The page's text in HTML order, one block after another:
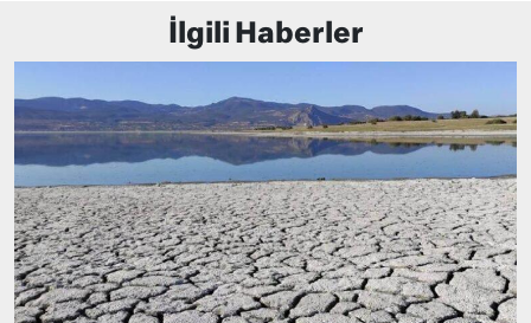
İlgili Haberler